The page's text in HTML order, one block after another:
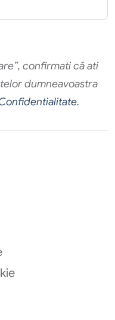
confirmati că ati
dumneavoastra
.